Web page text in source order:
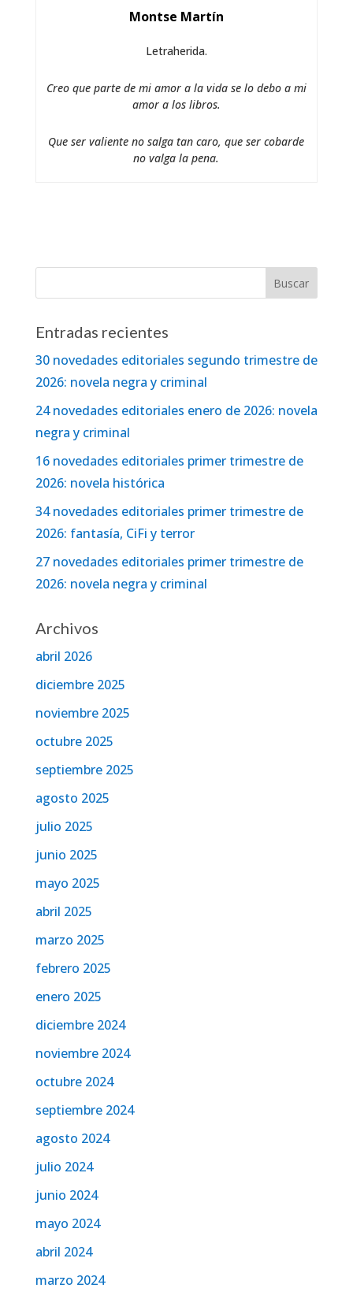
Montse Martín
Letraherida.
Creo que parte de mi amor a la vida se lo debo a mi
amor a los libros.
Que ser valiente no salga tan caro, que ser cobarde
no valga la pena.
Entradas recientes
30 novedades editoriales segundo trimestre de
2026: novela negra y criminal
24 novedades editoriales enero de 2026: novela
negra y criminal
16 novedades editoriales primer trimestre de
2026: novela histórica
34 novedades editoriales primer trimestre de
2026: fantasía, CiFi y terror
27 novedades editoriales primer trimestre de
2026: novela negra y criminal
Archivos
abril 2026
diciembre 2025
noviembre 2025
octubre 2025
septiembre 2025
agosto 2025
julio 2025
junio 2025
mayo 2025
abril 2025
marzo 2025
febrero 2025
enero 2025
diciembre 2024
noviembre 2024
octubre 2024
septiembre 2024
agosto 2024
julio 2024
junio 2024
mayo 2024
abril 2024
marzo 2024